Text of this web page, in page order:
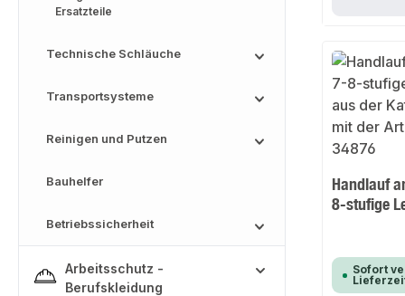
Ersatzteile
Technische Schläuche
Transportsysteme
Reinigen und Putzen
Bauhelfer
Betriebssicherheit
Arbeitsschutz -
Berufskleidung
Handlauf
8-stufige
Sofort